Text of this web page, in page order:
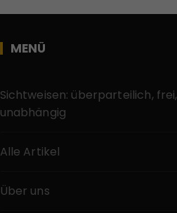
MENÜ
Sichtweisen: überparteilich, frei,
unabhängig
Alle Artikel
Über uns